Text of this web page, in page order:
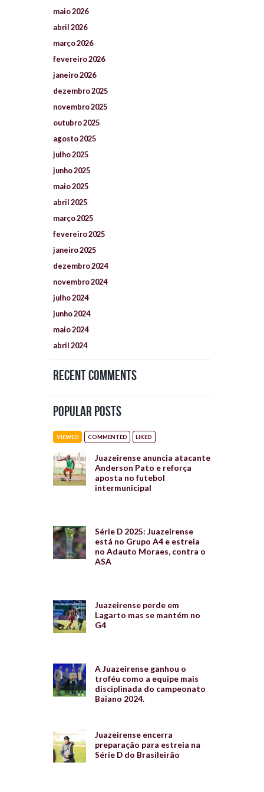
maio2026
abril2026
março2026
fevereiro2026
janeiro2026
dezembro2025
novembro2025
outubro2025
agosto2025
julho2025
junho2025
maio2025
abril2025
março2025
fevereiro2025
janeiro2025
dezembro2024
novembro2024
julho2024
junho2024
maio2024
abril2024
Recent Comments
Popular Posts
VIEWED COMMENTED LIKED
Juazeirense anuncia atacante
Anderson Pato e reforça
aposta no futebol
intermunicipal
Série D 2025: Juazeirense
está no Grupo A4 e estreia
no Adauto Moraes, contra o
ASA
Juazeirense perde em
Lagarto mas se mantém no
G4
A Juazeirense ganhou o
troféu como a equipe mais
disciplinada do campeonato
Baiano 2024.
Juazeirense encerra
preparação para estreia na
Série D do Brasileirão